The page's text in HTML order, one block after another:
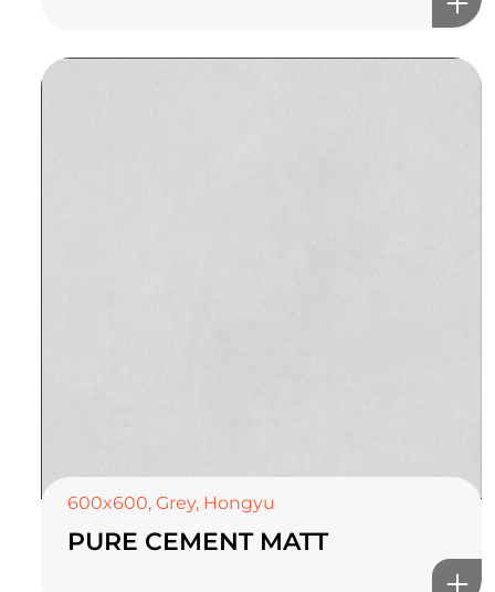
600x600, Grey, Hongyu
PURE CEMENT MATT
мэдрэмжийг таны орчинд
онлайн туслах